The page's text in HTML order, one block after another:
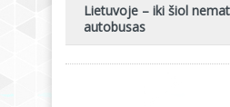
Lietuvoje – iki šiol
autobusas